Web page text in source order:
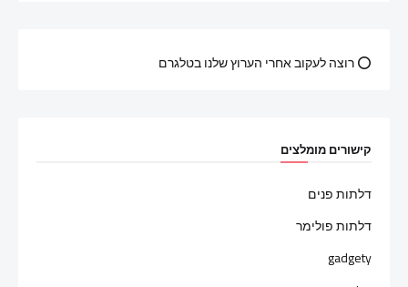
⭕ רוצה לעקוב אחרי הערוץ שלנו בטלגרם
קישורים מומלצים
דלתות פנים
דלתות פולימר
gadgety